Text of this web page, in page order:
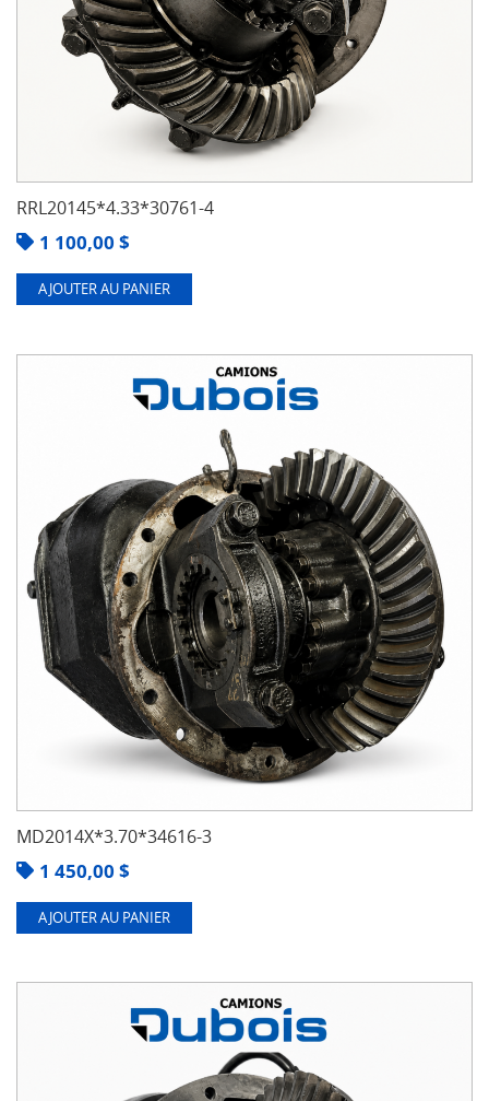
RRL20145*4.33*30761-4
1 100,00 $
AJOUTER AU PANIER
MD2014X*3.70*34616-3
1 450,00 $
AJOUTER AU PANIER